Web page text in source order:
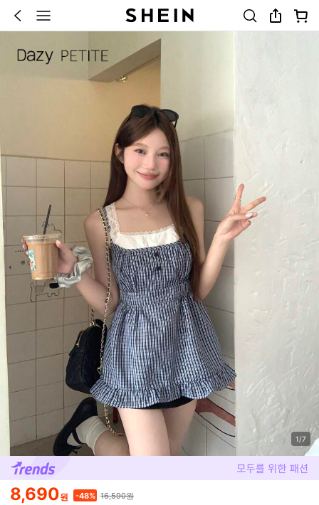
1/7
8,690원 -48% 16,590원